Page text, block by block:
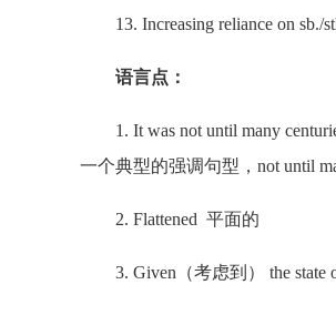
13. Increasing reliance on sb./
语言点：
1. It was not until many centuries
一个典型的强调句型，not until
2. Flattened 平面的
3. Given（考虑到） the state of